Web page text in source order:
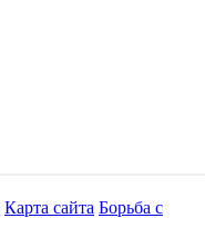
Карта сайта Борьба с